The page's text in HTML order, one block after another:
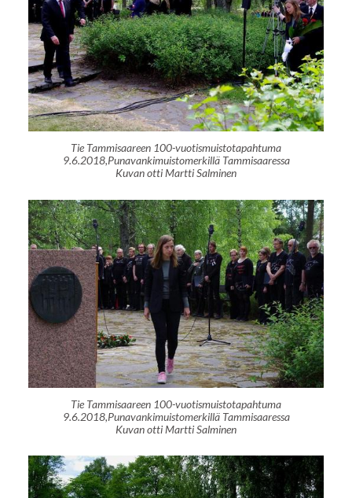
Tie Tammisaareen 100-vuotismuistotapahtuma
9.6.2018,Punavankimuistomerkillä Tammisaaressa
Kuvan otti Martti Salminen
Tie Tammisaareen 100-vuotismuistotapahtuma
9.6.2018,Punavankimuistomerkillä Tammisaaressa
Kuvan otti Martti Salminen